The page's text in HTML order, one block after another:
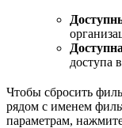
доступа
Чтобы сбросить
рядом с именем
параметрам,